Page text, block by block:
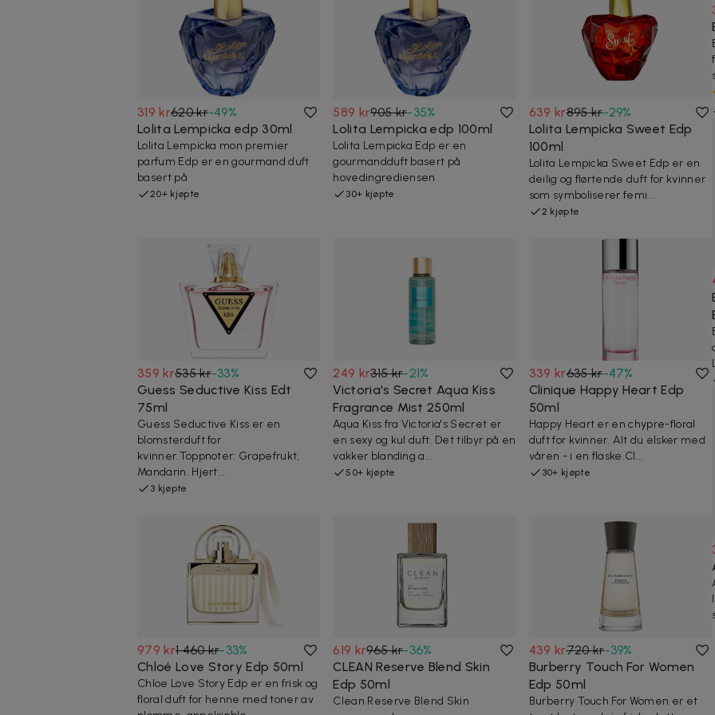
319 kr620 kr-49%
Lolita Lempicka edp 30ml
Lolita Lempicka mon premier
parfum Edp er en gourmand duft
basert på
20+ kjøpte
589 kr905 kr-35%
Lolita Lempicka edp 100ml
Lolita Lempicka Edp er en
gourmandduft basert på
hovedingrediensen
30+ kjøpte
639 kr895 kr-29%
Lolita Lempicka Sweet Edp
100ml
Lolita Lempicka Sweet Edp er en
deilig og flørtende duft for kvinner
som symboliserer femi...
2 kjøpte
359 kr535 kr-33%
Guess Seductive Kiss Edt
75ml
Guess Seductive Kiss er en
blomsterduft for
kvinner.Toppnoter: Grapefrukt,
Mandarin. Hjert...
3 kjøpte
249 kr315 kr-21%
Victoria's Secret Aqua Kiss
Fragrance Mist 250ml
Aqua Kiss fra Victoria's Secret er
en sexy og kul duft. Det tilbyr på en
vakker blanding a...
50+ kjøpte
339 kr635 kr-47%
Clinique Happy Heart Edp
50ml
Happy Heart er en chypre-floral
duft for kvinner. Alt du elsker med
våren - i en flaske.Cl...
30+ kjøpte
979 kr1 460 kr-33%
Chloé Love Story Edp 50ml
Chloe Love Story Edp er en frisk og
floral duft for henne med toner av
619 kr965 kr-36%
CLEAN Reserve Blend Skin
Edp 50ml
Clean Reserve Blend Skin
439 kr720 kr-39%
Burberry Touch For Women
Edp 50ml
Burberry Touch For Women er et